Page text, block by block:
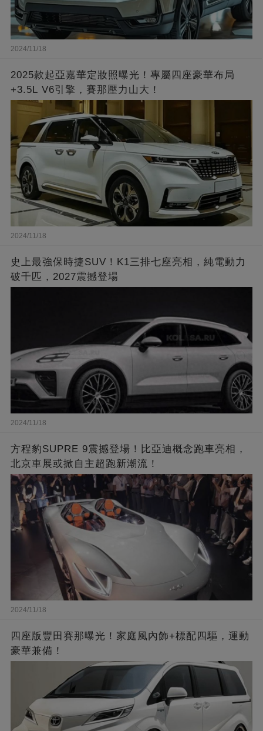
2024/11/18
2025款起亞嘉華定妝照曝光！專屬四座豪華布局
+3.5L V6引擎，賽那壓力山大！
2024/11/18
史上最強保時捷SUV！K1三排七座亮相，純電動力
破千匹，2027震撼登場
2024/11/18
方程豹SUPRE 9震撼登場！比亞迪概念跑車亮相，
北京車展或掀自主超跑新潮流！
2024/11/18
四座版豐田賽那曝光！家庭風內飾+標配四驅，運動
豪華兼備！